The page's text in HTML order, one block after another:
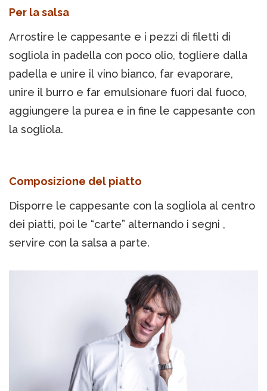
Per la salsa
Arrostire le cappesante e i pezzi di filetti di
sogliola in padella con poco olio, togliere dalla
padella e unire il vino bianco, far evaporare,
unire il burro e far emulsionare fuori dal fuoco,
aggiungere la purea e in fine le cappesante con
la sogliola.
Composizione del piatto
Disporre le cappesante con la sogliola al centro
dei piatti, poi le “carte” alternando i segni ,
servire con la salsa a parte.